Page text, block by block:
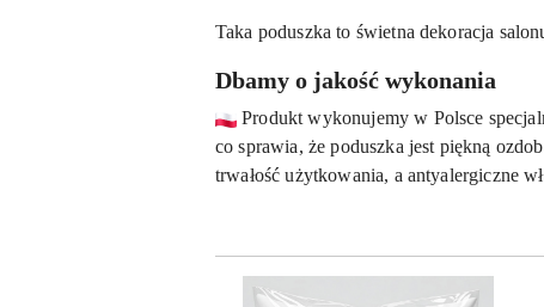
Taka poduszka to świetna dekoracja
Dbamy o jakość wykonania
Produkt wykonujemy w Polsce
co sprawia, że poduszka jest piękną
trwałość użytkowania, a antyalergiczne